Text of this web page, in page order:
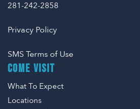
COME VISIT
What To Expect
Locations
281-242-2858
Privacy Policy
SMS Terms of Use